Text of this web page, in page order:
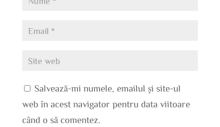
Salvează-mi numele, emailul și site-ul
web în acest navigator pentru data viitoare
când o să comentez.